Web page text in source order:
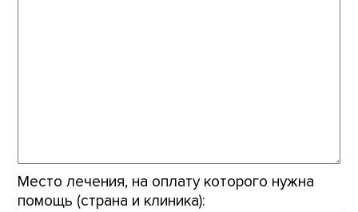
Место лечения, на оплату которого нужна
помощь (страна и клиника):